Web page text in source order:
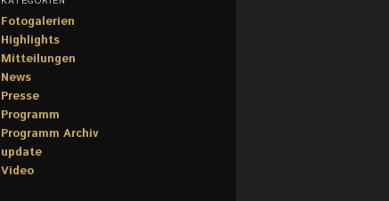
Fotogalerien
Highlights
Mitteilungen
News
Presse
Programm
Programm Archiv
update
Video